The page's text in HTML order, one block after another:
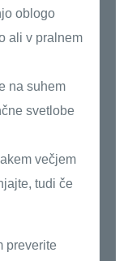
oblogo
ali v pralnem
na suhem
svetlobe
večjem
tudi če
preverite